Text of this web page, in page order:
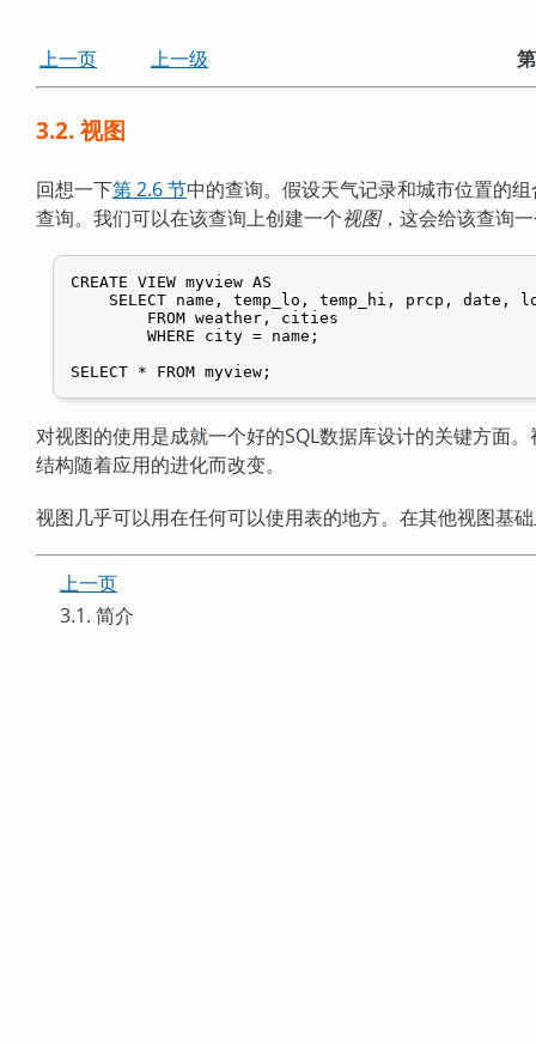
上一页 上一级
3.2. 视图
回想一下第 2.6 节中的查询。假设天气记录和城市位置的
查询。我们可以在该查询上创建一个视图，这会给该查询
CREATE VIEW myview AS
SELECT name, temp_lo, temp_hi, prcp, date,
        FROM weather, cities
        WHERE city = name;
对视图的使用是成就一个好的SQL数据库设计的关键方面
结构随着应用的进化而改变。
视图几乎可以用在任何可以使用表的地方。在其他视图基
上一页
3.1. 简介